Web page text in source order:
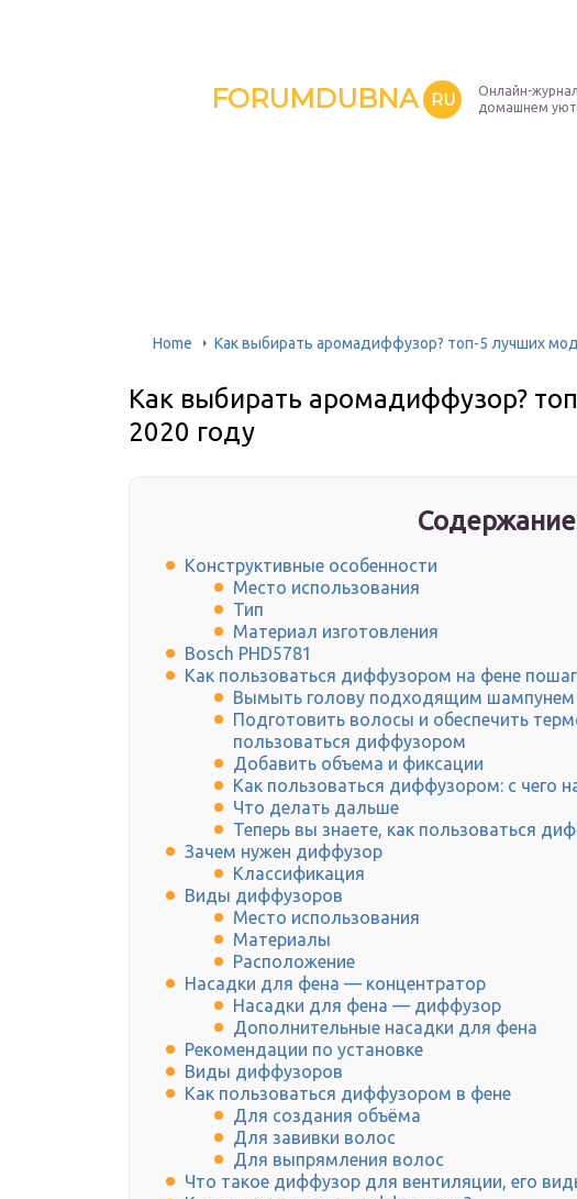
FORUMDUBNA RU
Онлайн-
домашнем
Home Как выбирать аромадиффузор? топ-5 лучших
Как выбирать аромадиффузор?
2020 году
Конструктивные особенности
Место использования
Тип
Материал изготовления
Bosch PHD5781
Как пользоваться диффузором на фене
Вымыть голову подходящим шампунем
Подготовить волосы и обеспечить
пользоваться диффузором
Добавить объема и фиксации
Как пользоваться диффузором: с чего
Что делать дальше
Теперь вы знаете, как пользоваться
Зачем нужен диффузор
Классификация
Виды диффузоров
Место использования
Материалы
Расположение
Насадки для фена — концентратор
Насадки для фена — диффузор
Дополнительные насадки для фена
Рекомендации по установке
Виды диффузоров
Как пользоваться диффузором в фене
Для создания объёма
Для завивки волос
Для выпрямления волос
Что такое диффузор для вентиляции, его